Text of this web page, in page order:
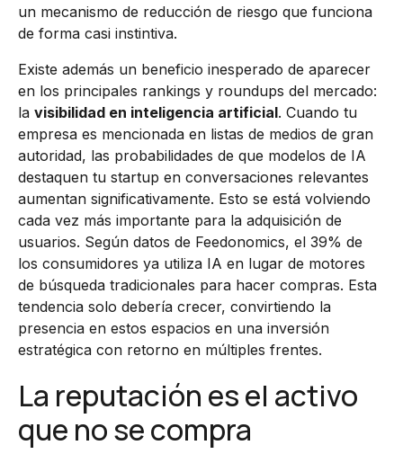
un mecanismo de reducción de riesgo que funciona
de forma casi instintiva.
Existe además un beneficio inesperado de aparecer
en los principales rankings y roundups del mercado:
la visibilidad en inteligencia artificial. Cuando tu
empresa es mencionada en listas de medios de gran
autoridad, las probabilidades de que modelos de IA
destaquen tu startup en conversaciones relevantes
aumentan significativamente. Esto se está volviendo
cada vez más importante para la adquisición de
usuarios. Según datos de Feedonomics, el 39% de
los consumidores ya utiliza IA en lugar de motores
de búsqueda tradicionales para hacer compras. Esta
tendencia solo debería crecer, convirtiendo la
presencia en estos espacios en una inversión
estratégica con retorno en múltiples frentes.
La reputación es el activo
que no se compra